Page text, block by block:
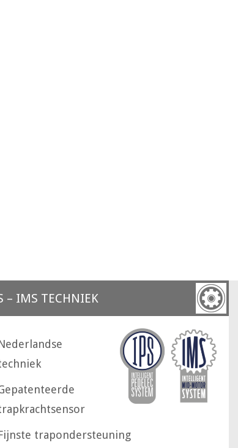
– IMS TECHNIEK
trapondersteuning